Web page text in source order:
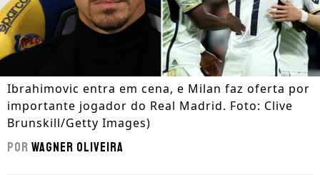
Ibrahimovic entra em cena, e Milan faz oferta por
importante jogador do Real Madrid. Foto: Clive
Brunskill/Getty Images)
Por Wagner Oliveira